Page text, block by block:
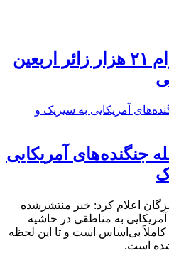
اینفوگرافیک؛ اعزام ۲۱ هزار زائر اربعین
جنگنده‌های آمریکایی
اعلام کرد: خبر منتشرشده
به مناطقی در حاشیه
بی‌اساس است و تا این لحظه
است.